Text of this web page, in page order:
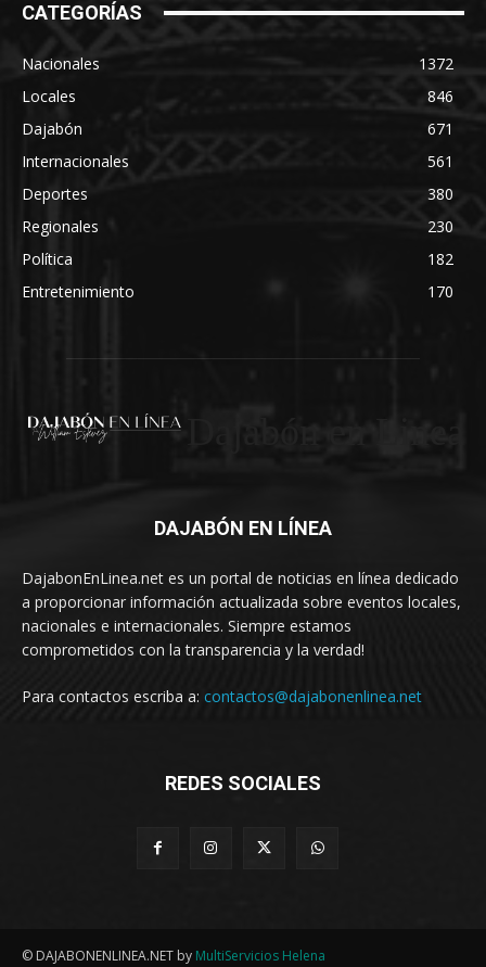
CATEGORÍAS
Nacionales
1372
Locales
846
Dajabón
671
Internacionales
561
Deportes
380
Regionales
230
Política
182
Entretenimiento
170
DAJABÓN EN LÍNEA
DajabonEnLinea.net es un portal de noticias en línea dedicado
a proporcionar información actualizada sobre eventos locales,
nacionales e internacionales. Siempre estamos
comprometidos con la transparencia y la verdad!
Para contactos escriba a: contactos@dajabonenlinea.net
REDES SOCIALES
© DAJABONENLINEA.NET by MultiServicios Helena